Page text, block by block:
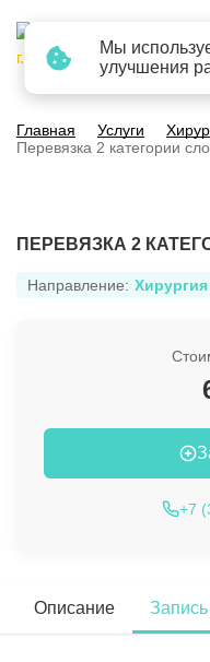
г. Барнаул
Главная Услуги
Перевязка 2 категории
ПЕРЕВЯЗКА 2
Направление:
+7
Описание Запись
Мы
улучшения